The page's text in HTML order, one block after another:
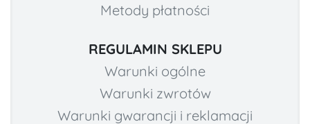
Metody płatności
REGULAMIN SKLEPU
Warunki ogólne
Warunki zwrotów
Warunki gwarancji i reklamacji